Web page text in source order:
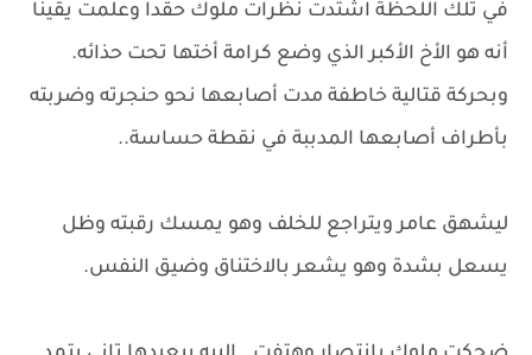
في تلك اللحظة اشتدت نظرات ملوك حقدا وعلمت يقينا
أنه هو الأخ الأكبر الذي وضع كرامة أختها تحت حذائه.
وبحركة قتالية خاطفة مدت أصابعها نحو حنجرته وضربته
بأطراف أصابعها المدببة في نقطة حساسة..
ليشهق عامر ويتراجع للخلف وهو يمسك رقبته وظل
يسعل بشدة وهو يشعر بالاختناق وضيق النفس.